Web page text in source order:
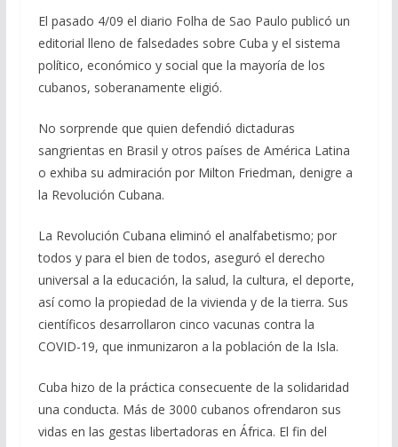
El pasado 4/09 el diario Folha de Sao Paulo publicó un
editorial lleno de falsedades sobre Cuba y el sistema
político, económico y social que la mayoría de los
cubanos, soberanamente eligió.
No sorprende que quien defendió dictaduras
sangrientas en Brasil y otros países de América Latina
o exhiba su admiración por Milton Friedman, denigre a
la Revolución Cubana.
La Revolución Cubana eliminó el analfabetismo; por
todos y para el bien de todos, aseguró el derecho
universal a la educación, la salud, la cultura, el deporte,
así como la propiedad de la vivienda y de la tierra. Sus
científicos desarrollaron cinco vacunas contra la
COVID-19, que inmunizaron a la población de la Isla.
Cuba hizo de la práctica consecuente de la solidaridad
una conducta. Más de 3000 cubanos ofrendaron sus
vidas en las gestas libertadoras en África. El fin del